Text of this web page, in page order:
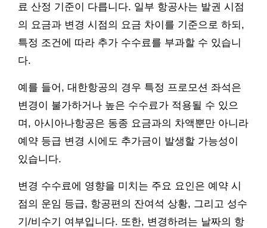
료 산정 기준이 다릅니다. 일부 항공사는 발권 시점
의 요금과 변경 시점의 요금 차이를 기준으로 하되,
특정 조건에 따라 추가 수수료를 부과할 수 있습니
다.
예를 들어, 대한항공의 경우 특정 프로모션 좌석은
변경이 불가하거나 높은 수수료가 적용될 수 있으
며, 아시아나항공은 동종 요금과의 차액뿐만 아니라
예약 등급 변경 시에도 추가금이 발생할 가능성이
있습니다.
변경 수수료에 영향을 미치는 주요 요인은 예약 시
점의 운임 등급, 항공편의 잔여석 상황, 그리고 성수
기/비수기 여부입니다. 또한, 변경하려는 날짜의 항